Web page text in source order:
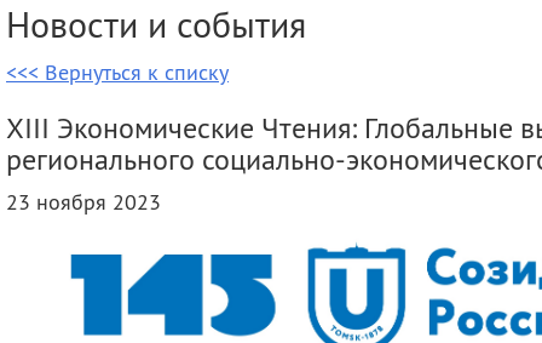
Официальные документы
История
Научные подразделения
Издательская
Контакты
исследований
Гранты
Научные школы
Публикации
советы
Целевое
Новости и события
<<< Вернуться к списку
XIII Экономические Чтения: Глобальные
регионального социально-
23 ноября 2023